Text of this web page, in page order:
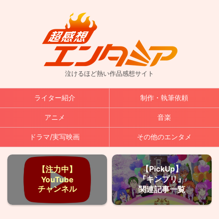
泣けるほど熱い作品感想サイト
ライター紹介 制作・執筆依頼
アニメ 音楽
ドラマ/実写映画 その他のエンタメ
【注力中】
YouTube
チャンネル
【PickUp】
『キンプリ』
関連記事一覧